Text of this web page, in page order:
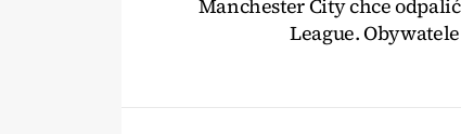
Manchester City chce
League.